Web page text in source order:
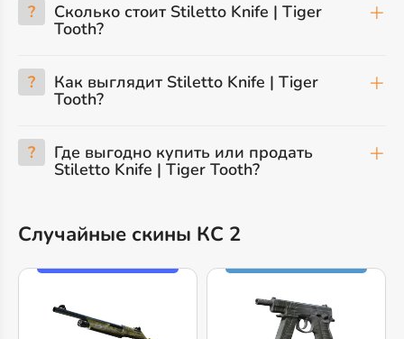
? Сколько стоит Stiletto Knife | Tiger
Tooth?
? Как выглядит Stiletto Knife | Tiger
Tooth?
? Где выгодно купить или продать
Stiletto Knife | Tiger Tooth?
Случайные скины КС 2